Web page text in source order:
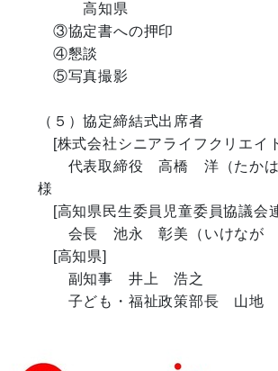
高知県
③協定書への押印
④懇談
⑤写真撮影
（５）協定締結式出席者
[株式会社シニアライフクリエイ
代表取締役　高橋　洋（たか
様
[高知県民生委員児童委員協議会
会長　池永　彰美（いけなが　
[高知県]
副知事　井上　浩之
子ども・福祉政策部長　山地